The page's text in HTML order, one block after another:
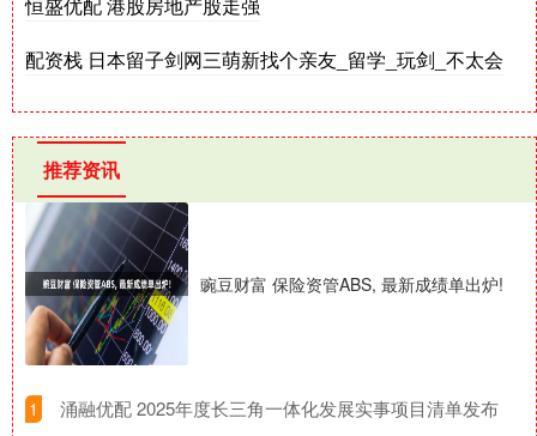
配资栈 日本留子剑网三萌新找个亲友_留学_玩剑_不太会
推荐资讯
豌豆财富 保险资管ABS, 最新成绩单出炉!
1 ​涌融优配 2025年度长三角一体化发展实事项目清单发布